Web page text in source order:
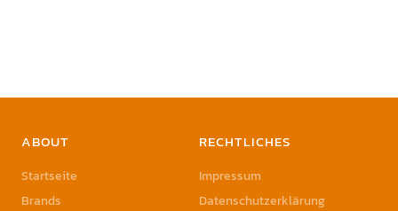
ABOUT
Startseite
Brands
RECHTLICHES
Impressum
Datenschutzerklärung